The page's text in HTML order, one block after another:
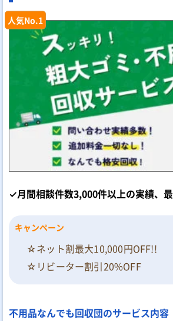
人気No.1
✓月間相談件数3,000件以上の実績、
キャンペーン
☆ネット割最大10,000円OFF!!
☆リビーター割引20%OFF
不用品なんでも回収団のサービス内容